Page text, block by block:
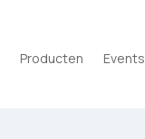
Producten Events